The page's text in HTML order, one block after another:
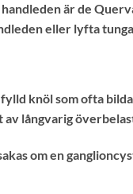
är de
eller lyfta
knöl som ofta
av långvarig
om en